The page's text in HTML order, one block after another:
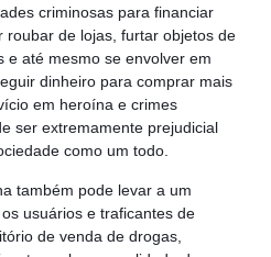
criminosas para financiar
roubar de lojas, furtar objetos de
e até mesmo se envolver em
dinheiro para comprar mais
em heroína e crimes
ser extremamente prejudicial
como um todo.
também pode levar a um
usuários e traficantes de
de venda de drogas,